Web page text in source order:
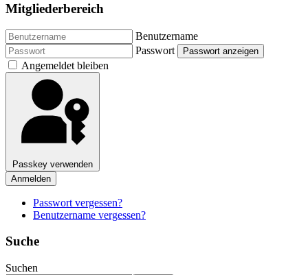
Mitgliederbereich
Benutzername
Passwort
Passwort anzeigen
Angemeldet bleiben
Passkey verwenden
Anmelden
Passwort vergessen?
Benutzername vergessen?
Suche
Suchen